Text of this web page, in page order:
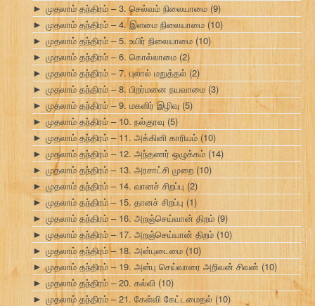
► முதலாம் தந்திரம் – 3. செல்வம் நிலையாமை (9)
► முதலாம் தந்திரம் – 4. இளமை நிலையாமை (10)
► முதலாம் தந்திரம் – 5. உயிர் நிலையாமை (10)
► முதலாம் தந்திரம் – 6. கொல்லாமை (2)
► முதலாம் தந்திரம் – 7. புலால் மறுத்தல் (2)
► முதலாம் தந்திரம் – 8. பிறர்மனை நயவாமை (3)
► முதலாம் தந்திரம் – 9. மகளிர் இழிவு (5)
► முதலாம் தந்திரம் – 10. நல்குரவு (5)
► முதலாம் தந்திரம் – 11. அக்கினி காரியம் (10)
► முதலாம் தந்திரம் – 12. அந்தணர் ஒழுக்கம் (14)
► முதலாம் தந்திரம் – 13. அரசாட்சி முறை (10)
► முதலாம் தந்திரம் – 14. வானச் சிறப்பு (2)
► முதலாம் தந்திரம் – 15. தானச் சிறப்பு (1)
► முதலாம் தந்திரம் – 16. அறஞ்செய்வான் திறம் (9)
► முதலாம் தந்திரம் – 17. அறஞ்செய்யான் திறம் (10)
► முதலாம் தந்திரம் – 18. அன்புடைமை (10)
► முதலாம் தந்திரம் – 19. அன்பு செய்வாரை அறிவன் சிவன் (10)
► முதலாம் தந்திரம் – 20. கல்வி (10)
► முதலாம் தந்திரம் – 21. கேள்வி கேட்டமைதல் (10)